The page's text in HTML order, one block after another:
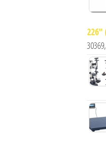
226"